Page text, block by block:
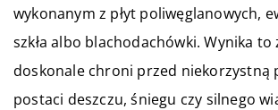
wykonanym z płyt poliwęglanowych,
szkła albo blachodachówki. Wynika to
doskonale chroni przed niekorzystną
postaci deszczu, śniegu czy silnego